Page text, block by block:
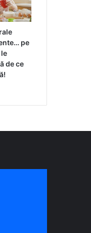
pe
de ce